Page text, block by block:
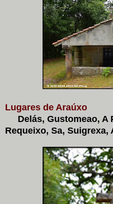
Lugares de Araúxo
Delás, Gustomeao, A
Requeixo, Sa, Suigrexa,